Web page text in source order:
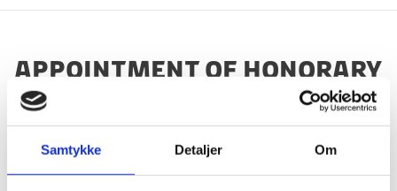
Samtykke Detaljer Om
Appointment of Honorary
Consul for Norway in
Rønne
02.04.2025